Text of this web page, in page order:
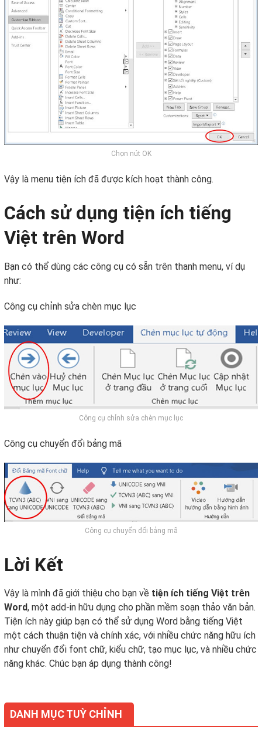
DANH MỤC TUỲ CHỈNH
Chọn nút OK
Vậy là menu tiện ích đã được kích hoạt thành công.
Cách sử dụng tiện ích tiếng
Việt trên Word
Bạn có thể dùng các công cụ có sẵn trên thanh menu, ví dụ
như:
Công cụ chỉnh sửa chèn mục lục
Công cụ chỉnh sửa chèn mục lục
Công cụ chuyển đổi bảng mã
Công cụ chuyển đổi bảng mã
Lời Kết
Vậy là mình đã giới thiệu cho bạn về tiện ích tiếng Việt trên
Word, một add-in hữu dụng cho phần mềm soạn thảo văn bản.
Tiện ích này giúp bạn có thể sử dụng Word bằng tiếng Việt
một cách thuận tiện và chính xác, với nhiều chức năng hữu ích
như chuyển đổi font chữ, kiểu chữ, tạo mục lục, và nhiều chức
năng khác. Chúc bạn áp dụng thành công!